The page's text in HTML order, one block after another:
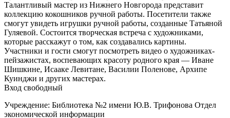
Талантливый мастер из Нижнего Новгорода представит
коллекцию кокошников ручной работы. Посетители также
смогут увидеть игрушки ручной работы, созданные Татьяной
Гуляевой. Состоится творческая встреча с художниками,
которые расскажут о том, как создавались картины.
Участники и гости смогут посмотреть видео о художниках-
пейзажистах, воспевающих красоту родного края — Иване
Шишкине, Исааке Левитане, Василии Поленове, Архипе
Куинджи и других мастерах.
Вход свободный
Учреждение: Библиотека №2 имени Ю.В. Трифонова Отдел
экономической информации